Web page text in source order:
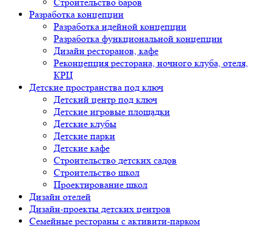
Разработка концепции
Разработка идейной концепции
Разработка функциональной концепции
Дизайн ресторанов, кафе
Реконцепция ресторана, ночного клуба, отеля,
КРЦ
Детские пространства под ключ
Детский центр под ключ
Детские игровые площадки
Детские клубы
Детские парки
Детские кафе
Строительство детских садов
Строительство школ
Проектирование школ
Дизайн отелей
Дизайн-проекты детских центров
Семейные рестораны с активити-парком